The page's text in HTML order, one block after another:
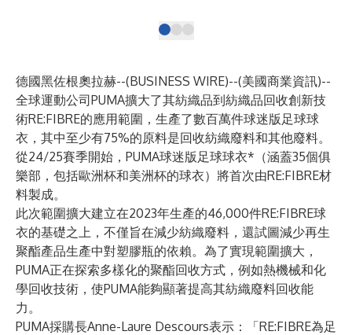
德國黑佐根奧拉赫--(BUSINESS WIRE)--(美國商業資訊)--
全球運動公司PUMA擴大了其紡織品到紡織品回收創新技
術RE:FIBRE的應用範圍，生產了數百萬件球迷版足球球
衣，其中至少有75%的原料是回收紡織廢料和其他廢料。
從24/25賽季開始，PUMA球迷版足球球衣*（涵蓋35個俱
樂部，包括歐洲杯和美洲杯的球衣）將首次由RE:FIBRE材
料製成。
此次範圍擴大建立在2023年生產的46,000件RE:FIBRE球
衣的基礎之上，不僅旨在減少紡織廢料，還試圖減少再生
聚酯產品生產中對塑膠瓶的依賴。為了實現範圍擴大，
PUMA正在探索多樣化的聚酯回收方式，例如熱機械和化
學回收技術，使PUMA能夠顯著提高其紡織廢料回收能
力。
PUMA採購長Anne-Laure Descours表示：「RE:FIBRE為足